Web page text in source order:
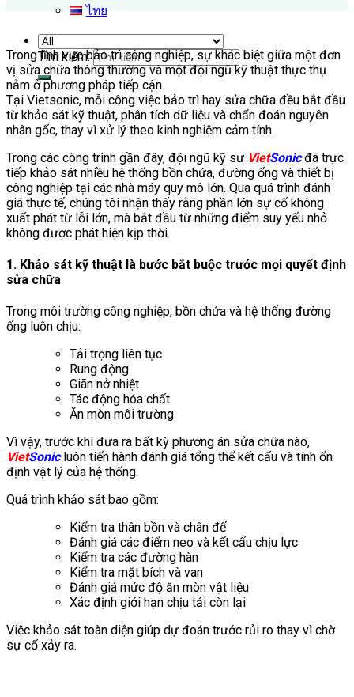
ไทย
Tìm kiếm:
Trong lĩnh vực bảo trì công nghiệp, sự khác biệt giữa một đơn
vị sửa chữa thông thường và một đội ngũ kỹ thuật thực thụ
nằm ở phương pháp tiếp cận.
Tại Vietsonic, mỗi công việc bảo trì hay sửa chữa đều bắt đầu
từ khảo sát kỹ thuật, phân tích dữ liệu và chẩn đoán nguyên
nhân gốc, thay vì xử lý theo kinh nghiệm cảm tính.
Trong các công trình gần đây, đội ngũ kỹ sư VietSonicđã trực
tiếp khảo sát nhiều hệ thống bồn chứa, đường ống và thiết bị
công nghiệp tại các nhà máy quy mô lớn. Qua quá trình đánh
giá thực tế, chúng tôi nhận thấy rằng phần lớn sự cố không
xuất phát từ lỗi lớn, mà bắt đầu từ những điểm suy yếu nhỏ
không được phát hiện kịp thời.
1. Khảo sát kỹ thuật là bước bắt buộc trước mọi quyết định
sửa chữa
Trong môi trường công nghiệp, bồn chứa và hệ thống đường
ống luôn chịu:
Tải trọng liên tục
Rung động
Giãn nở nhiệt
Tác động hóa chất
Ăn mòn môi trường
Vì vậy, trước khi đưa ra bất kỳ phương án sửa chữa nào,
VietSonic luôn tiến hành đánh giá tổng thể kết cấu và tính ổn
định vật lý của hệ thống.
Quá trình khảo sát bao gồm:
Kiểm tra thân bồn và chân đế
Đánh giá các điểm neo và kết cấu chịu lực
Kiểm tra các đường hàn
Kiểm tra mặt bích và van
Đánh giá mức độ ăn mòn vật liệu
Xác định giới hạn chịu tải còn lại
Việc khảo sát toàn diện giúp dự đoán trước rủi ro thay vì chờ
sự cố xảy ra.